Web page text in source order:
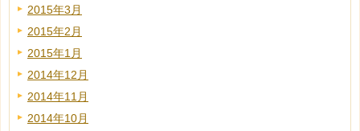
2015年3月
2015年2月
2015年1月
2014年12月
2014年11月
2014年10月